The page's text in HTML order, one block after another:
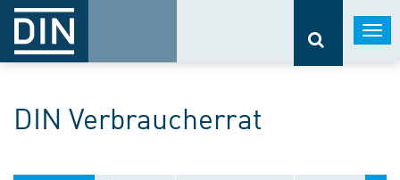
DIN Verbraucherrat